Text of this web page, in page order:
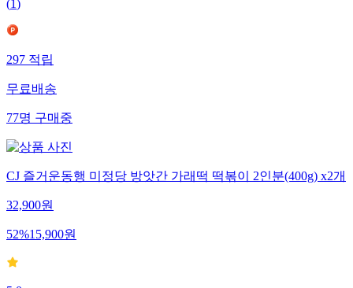
(1)
297적립
무료배송
77명구매중
CJ 즐거운동행 미정당 방앗간 가래떡 떡볶이 2인분(400g) x2개
32,900원
52%15,900원